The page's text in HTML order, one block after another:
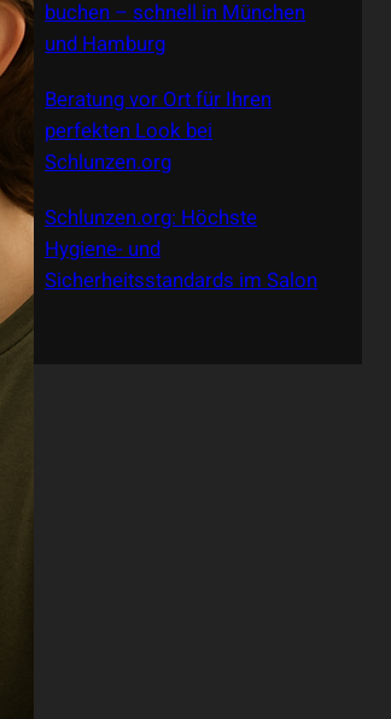
buchen – schnell in München
und Hamburg
Beratung vor Ort für Ihren
perfekten Look bei
Schlunzen.org
Schlunzen.org: Höchste
Hygiene- und
Sicherheitsstandards im Salon